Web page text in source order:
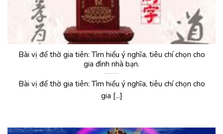
Bài vị để thờ gia tiên: Tìm hiểu ý nghĩa, tiêu chí chọn cho
gia đình nhà bạn.
Bài vị để thờ gia tiên: Tìm hiểu ý nghĩa, tiêu chí chọn cho
gia [...]